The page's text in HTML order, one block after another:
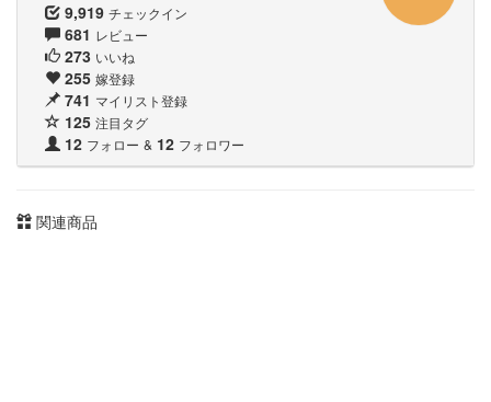
9,919 チェックイン
681 レビュー
273 いいね
255 嫁登録
741 マイリスト登録
125 注目タグ
12 フォロー & 12 フォロワー
関連商品